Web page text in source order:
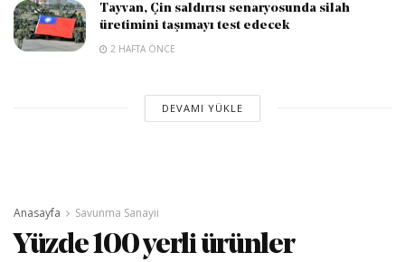
Tayvan, Çin saldırısı senaryosunda silah
üretimini taşımayı test edecek
2 HAFTA ÖNCE
DEVAMI YÜKLE
Anasayfa Savunma Sanayii
Yüzde 100 yerli ürünler